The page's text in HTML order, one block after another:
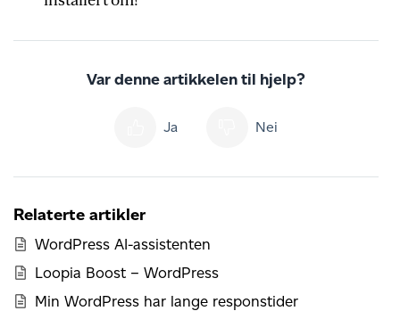
Var denne artikkelen til hjelp?
Ja Nei
Relaterte artikler
WordPress AI-assistenten
Loopia Boost – WordPress
Min WordPress har lange responstider